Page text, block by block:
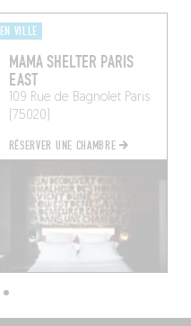
EN VILLE
MAMA SHELTER PARIS
EAST
109 Rue de BagnoletParis
(75020)
RÉSERVER UNE CHAMBRE